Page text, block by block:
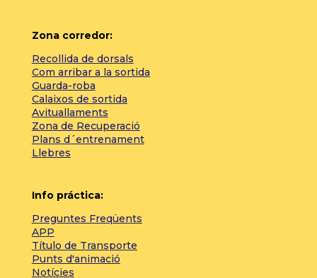
Zona corredor:
Recollida de dorsals
Com arribar a la sortida
Guarda-roba
Calaixos de sortida
Avituallaments
Zona de Recuperació
Plans d´entrenament
Llebres
Info práctica:
Preguntes Freqüents
APP
Título de Transporte
Punts d'animació
Notícies